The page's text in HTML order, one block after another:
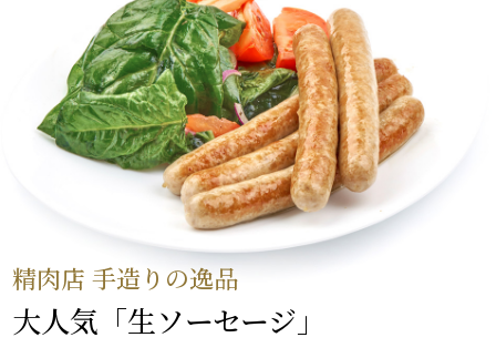
精肉店 手造りの逸品
大人気「生ソーセージ」